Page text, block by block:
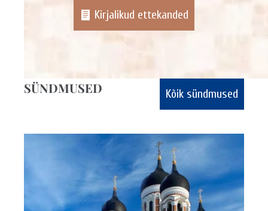
Kirjalikud ettekanded
SÜNDMUSED Kõik sündmused